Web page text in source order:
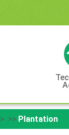
> >> Plantation